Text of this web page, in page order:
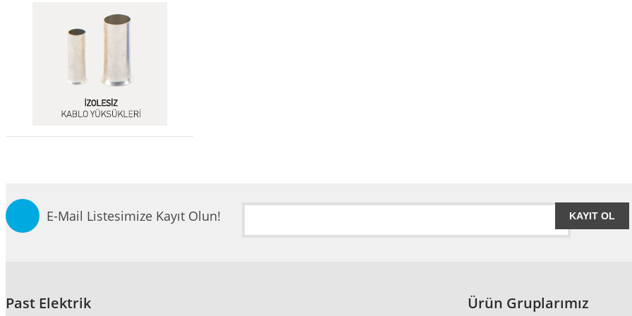
E-Mail Listesimize Kayıt Olun! KAYIT OL
Past Elektrik Ürün Gruplarımız